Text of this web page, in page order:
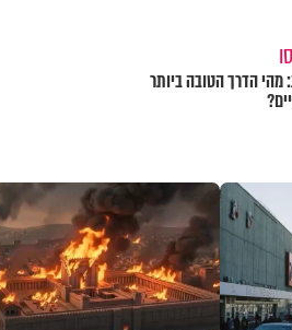
מהי הדרך הטובה ביותר